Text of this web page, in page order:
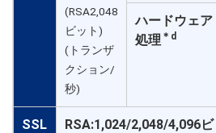
(RSA2,048
ビット)
(トランザ
クション/
秒)
ハードウェア
処理 ＊d
SSL
RSA:1,024/2,048/4,096ビ